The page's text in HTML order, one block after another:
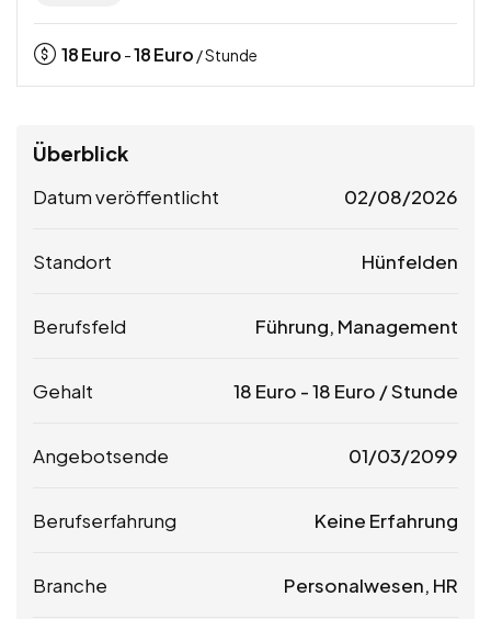
18Euro -18Euro / Stunde
Überblick
Datum veröffentlicht 02/08/2026
Standort Hünfelden
Berufsfeld Führung, Management
Gehalt 18 Euro -18 Euro / Stunde
Angebotsende 01/03/2099
Berufserfahrung Keine Erfahrung
Branche Personalwesen, HR